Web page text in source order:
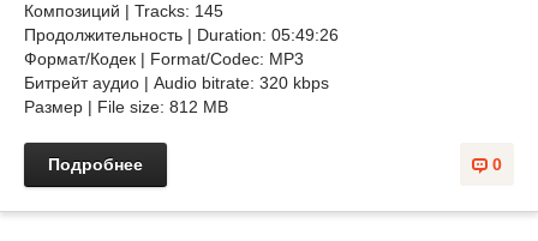
Композиций | Tracks: 145
Продолжительность | Duration: 05:49:26
Формат/Кодек | Format/Codec: MP3
Битрейт аудио | Audio bitrate: 320 kbps
Размер | File size: 812 MB
0
Подробнее